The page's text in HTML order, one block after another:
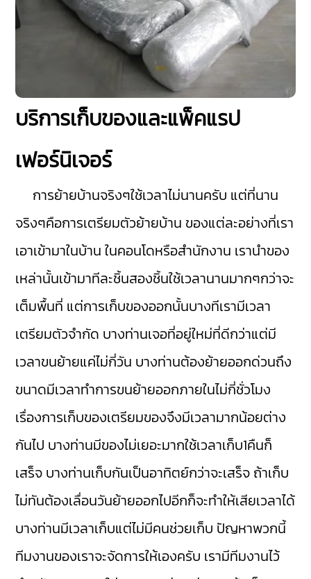
บริการเก็บของและแพ็คแรป
เฟอร์นิเจอร์
การย้ายบ้านจริงๆใช้เวลาไม่นานครับ แต่ที่นาน
จริงๆคือการเตรียมตัวย้ายบ้าน ของแต่ละอย่างที่เรา
เอาเข้ามาในบ้าน ในคอนโดหรือสำนักงาน เรานำของ
เหล่านั้นเข้ามาทีละชิ้นสองชิ้นใช้เวลานานมากๆกว่าจะ
เต็มพื้นที่ แต่การเก็บของออกนั้นบางทีเรามีเวลา
เตรียมตัวจำกัด บางท่านเจอที่อยู่ใหม่ที่ดีกว่าแต่มี
เวลาขนย้ายแค่ไม่กี่วัน บางท่านต้องย้ายออกด่วนถึง
ขนาดมีเวลาทำการขนย้ายออกภายในไม่กี่ชั่วโมง
เรื่องการเก็บของเตรียมของจึงมีเวลามากน้อยต่าง
กันไป บางท่านมีของไม่เยอะมากใช้เวลาเก็บ1คืนก็
เสร็จ บางท่านเก็บกันเป็นอาทิตย์กว่าจะเสร็จ ถ้าเก็บ
ไม่ทันต้องเลื่อนวันย้ายออกไปอีกก็จะทำให้เสียเวลาได้
บางท่านมีเวลาเก็บแต่ไม่มีคนช่วยเก็บ ปัญหาพวกนี้
ทีมงานของเราจะจัดการให้เองครับ เรามีทีมงานไว้